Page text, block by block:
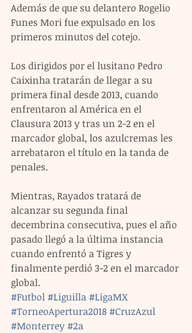
Además de que su delantero Rogelio
Funes Mori fue expulsado en los
primeros minutos del cotejo.
Los dirigidos por el lusitano Pedro
Caixinha tratarán de llegar a su
primera final desde 2013, cuando
enfrentaron al América en el
Clausura 2013 y tras un 2-2 en el
marcador global, los azulcremas les
arrebataron el título en la tanda de
penales.
Mientras, Rayados tratará de
alcanzar su segunda final
decembrina consecutiva, pues el año
pasado llegó a la última instancia
cuando enfrentó a Tigres y
finalmente perdió 3-2 en el marcador
global.
#Futbol#Liguilla#LigaMX
#TorneoApertura2018#CruzAzul
#Monterrey#2a